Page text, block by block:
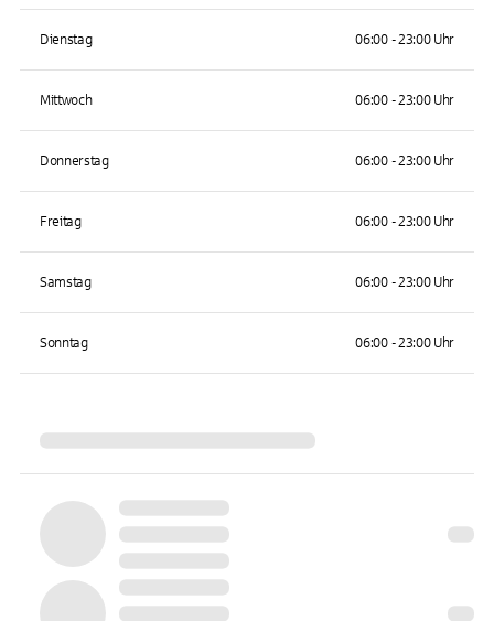
Dienstag 06:00 - 23:00 Uhr
Mittwoch 06:00 - 23:00 Uhr
Donnerstag 06:00 - 23:00 Uhr
Freitag 06:00 - 23:00 Uhr
Samstag 06:00 - 23:00 Uhr
Sonntag 06:00 - 23:00 Uhr